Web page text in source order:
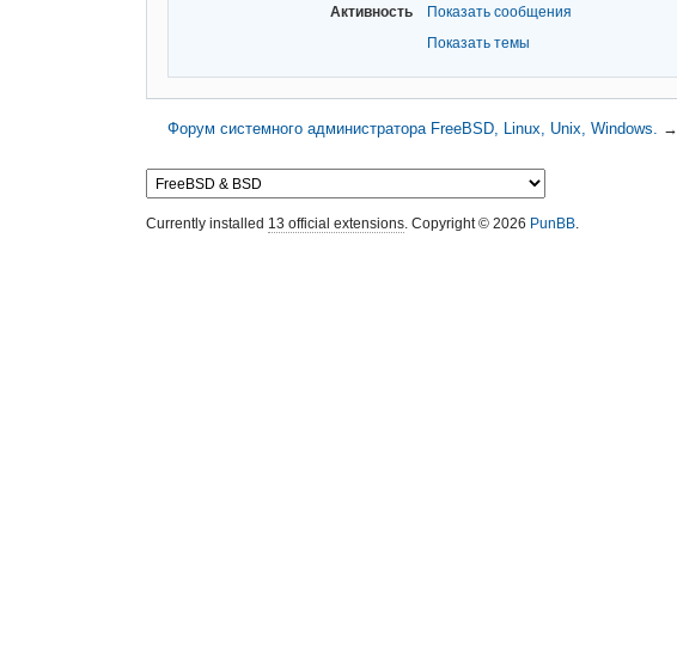
Активность
Показать сообщения
Показать темы
Форум системного администратора FreeBSD, Linux, Unix, Windows. →
Currently installed 13 official extensions. Copyright © 2026 PunBB.